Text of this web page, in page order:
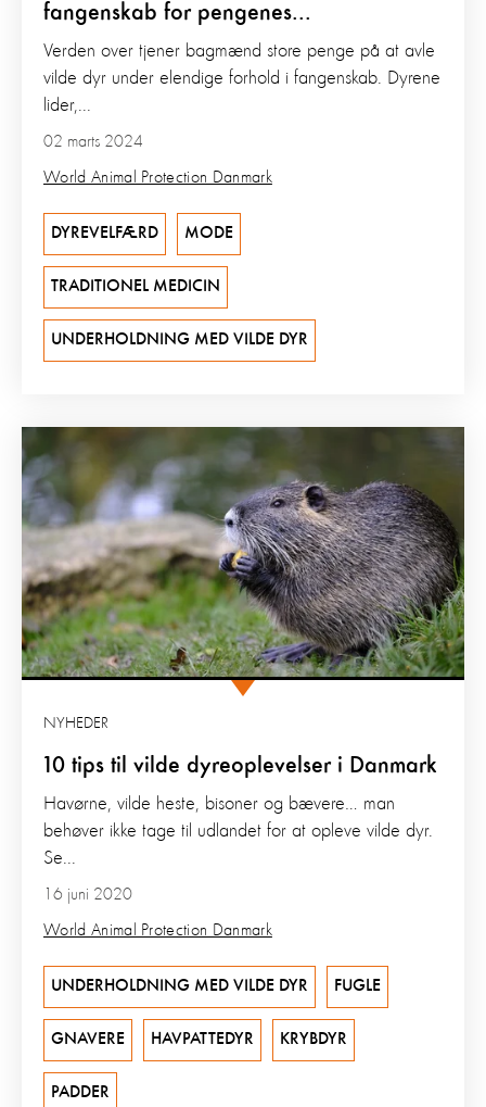
fangenskab for pengenes...
02 marts 2024
World Animal Protection Danmark
Verden over tjener bagmænd store penge på at avle
vilde dyr under elendige forhold i fangenskab. Dyrene
lider,...
DYREVELFÆRD MODE
TRADITIONEL MEDICIN
UNDERHOLDNING MED VILDE DYR
10 tips til vilde dyreoplevelser i Danmark
NYHEDER
16 juni 2020
World Animal Protection Danmark
Havørne, vilde heste, bisoner og bævere… man
behøver ikke tage til udlandet for at opleve vilde dyr.
Se...
UNDERHOLDNING MED VILDE DYR FUGLE
GNAVERE HAVPATTEDYR KRYBDYR
PADDER